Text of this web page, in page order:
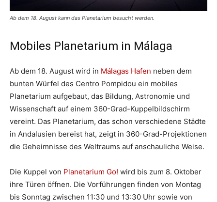
Ab dem 18. August kann das Planetarium besucht werden.
Mobiles Planetarium in Málaga
Ab dem 18. August wird in Málagas Hafen neben dem
bunten Würfel des Centro Pompidou ein mobiles
Planetarium aufgebaut, das Bildung, Astronomie und
Wissenschaft auf einem 360-Grad-Kuppelbildschirm
vereint. Das Planetarium, das schon verschiedene Städte
in Andalusien bereist hat, zeigt in 360-Grad-Projektionen
die Geheimnisse des Weltraums auf anschauliche Weise.
Die Kuppel von Planetarium Go! wird bis zum 8. Oktober
ihre Türen öffnen. Die Vorführungen finden von Montag
bis Sonntag zwischen 11:30 und 13:30 Uhr sowie von